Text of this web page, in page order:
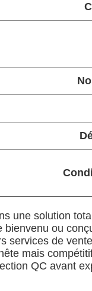
une solution
bienvenu ou
services de
mais
QC avant